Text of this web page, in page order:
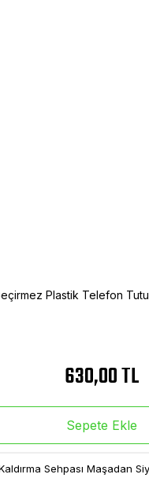
Plastik Telefon
630,00 TL
Sepete Ekle